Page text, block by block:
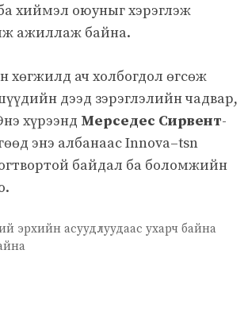
хиймэл оюуныг хэрэглэж
ажиллаж байна.
ач холбогдол өгсөж
дээд зэрэглэлийн чадвар,
хүрээнд Мерседес Сирвент-
энэ албанаас Innova–tsn
байдал ба боломжийн
эрхийн асуудлуудаас ухарч байна